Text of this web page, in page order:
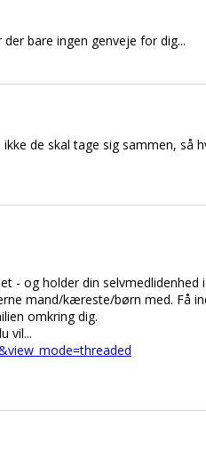
bare ingen genveje for dig...
de skal tage sig sammen, så
- og holder din selvmedlidenhed
mand/kæreste/børn med. Få
omkring dig.
vil...